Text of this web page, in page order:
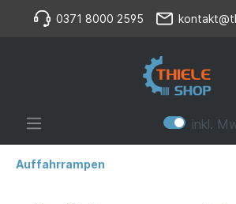
0371 8000 2595
inkl.
Auffahrrampen